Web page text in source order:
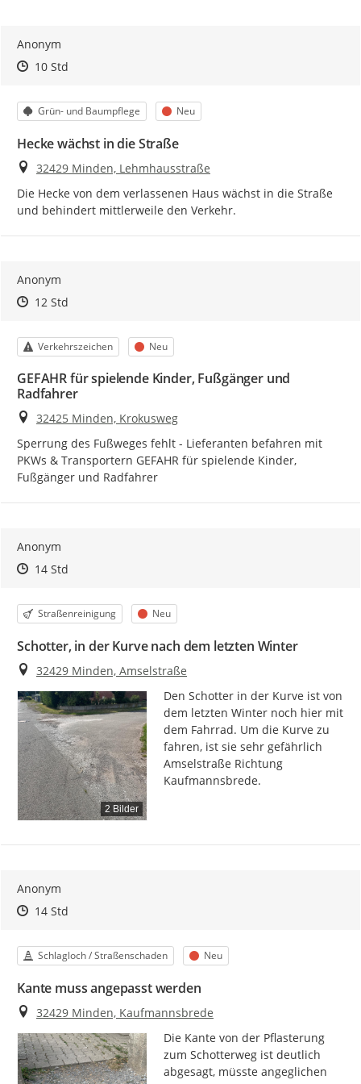
Anonym
Zeitpunkt des Erstellens
Zeitpunkt des Erstellens
10 StdZur Äußerung
Kategorie
Grün- und Baumpflege Status
Neu
Hecke wächst in die Straße
Ort
32429 Minden, Lehmhausstraße
Die Hecke von dem verlassenen Haus wächst in die Straße
und behindert mittlerweile den Verkehr.
Anonym
Zeitpunkt des Erstellens
Zeitpunkt des Erstellens
12 StdZur Äußerung
Kategorie
Verkehrszeichen Status
Neu
GEFAHR für spielende Kinder, Fußgänger und
Radfahrer
Ort
32425 Minden, Krokusweg
Sperrung des Fußweges fehlt - Lieferanten befahren mit
PKWs & Transportern GEFAHR für spielende Kinder,
Fußgänger und Radfahrer
Anonym
Zeitpunkt des Erstellens
Zeitpunkt des Erstellens
14 StdZur Äußerung
Kategorie
Straßenreinigung Status
Neu
Schotter, in der Kurve nach dem letzten Winter
Ort
32429 Minden, Amselstraße
2 Bilder
Den Schotter in der Kurve ist von
dem letzten Winter noch hier mit
dem Fahrrad. Um die Kurve zu
fahren, ist sie sehr gefährlich
Amselstraße Richtung
Kaufmannsbrede.
Anonym
Zeitpunkt des Erstellens
Zeitpunkt des Erstellens
14 StdZur Äußerung
Kategorie
Schlagloch / Straßenschaden Status
Neu
Kante muss angepasst werden
Ort
32429 Minden, Kaufmannsbrede
Die Kante von der Pflasterung
zum Schotterweg ist deutlich
abgesagt, müsste angeglichen